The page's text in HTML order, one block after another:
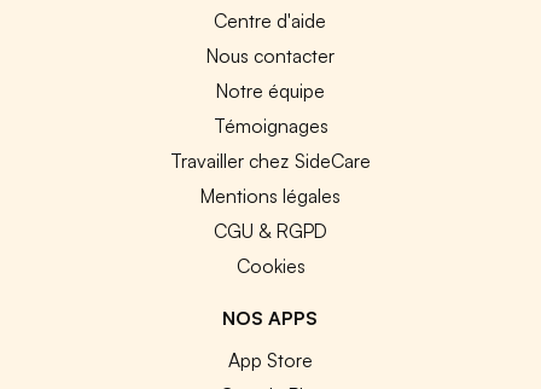
Centre d'aide
Nous contacter
Notre équipe
Témoignages
Travailler chez SideCare
Mentions légales
CGU & RGPD
Cookies
NOS APPS
App Store